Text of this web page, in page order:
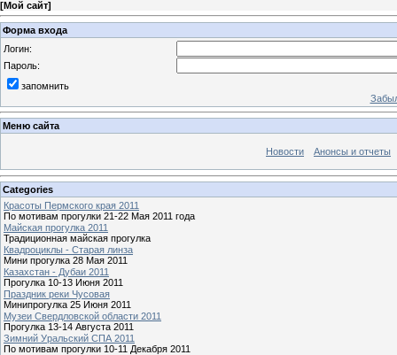
[Мой сайт]
Форма входа
Логин:
Пароль:
запомнить
Меню сайта
Новости Анонсы и отчеты
Categories
Красоты Пермского края 2011
По мотивам прогулки 21-22 Мая 2011 года
Майская прогулка 2011
Традиционная майская прогулка
Квадроциклы - Старая линза
Мини прогулка 28 Мая 2011
Казахстан - Дубаи 2011
Прогулка 10-13 Июня 2011
Праздник реки Чусовая
Минипрогулка 25 Июня 2011
Музеи Свердловской области 2011
Прогулка 13-14 Августа 2011
Зимний Уральский СПА 2011
По мотивам прогулки 10-11 Декабря 2011